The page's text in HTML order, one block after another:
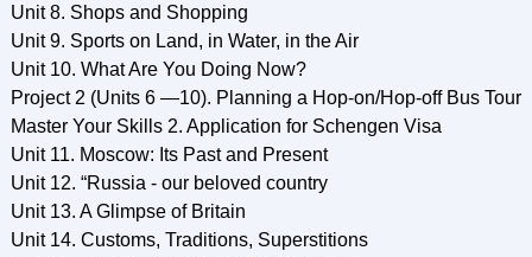
Unit 8. Shops and Shopping
Unit 9. Sports on Land, in Water, in the Air
Unit 10. What Are You Doing Now?
Project 2 (Units 6 —10). Planning a Hop-on/Hop-off Bus Tour
Master Your Skills 2. Application for Schengen Visa
Unit 11. Moscow: Its Past and Present
Unit 12. “Russia - our beloved country
Unit 13. A Glimpse of Britain
Unit 14. Customs, Traditions, Superstitions